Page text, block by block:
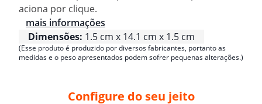
aciona por clique.
mais informações
Dimensões: 1.5 cm x 14.1 cm x 1.5 cm
(Esse produto é produzido por diversos fabricantes, portanto as
medidas e o peso apresentados podem sofrer pequenas alterações.)
Configure do seu jeito